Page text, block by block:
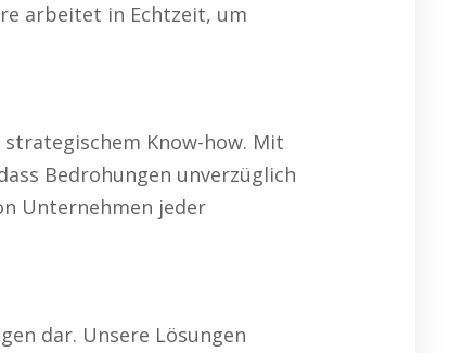
arbeitet in Echtzeit, um
Know-how. Mit
Bedrohungen unverzüglich
Unternehmen jeder
dar. Unsere Lösungen